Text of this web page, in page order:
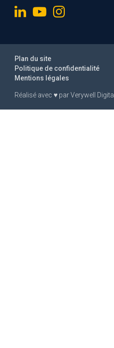
Réalisé avec ♥ parVerywell Digital
Mentions légales
Politique de confidentialité
Plan du site